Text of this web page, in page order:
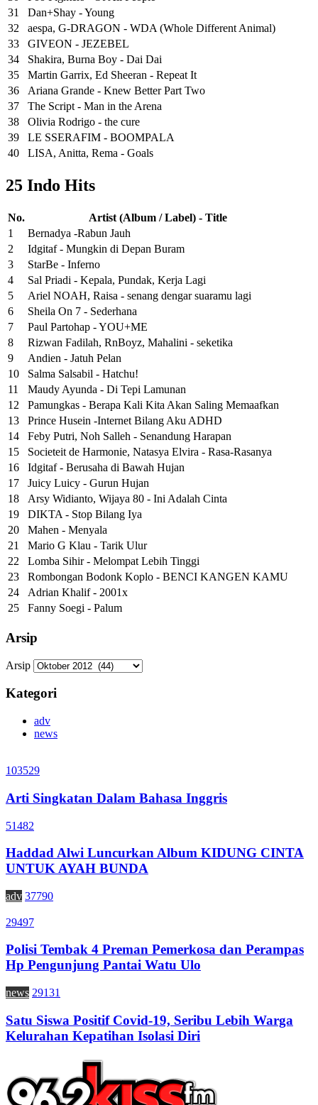
31
Dan+Shay - Young
32
aespa, G-DRAGON - WDA (Whole Different Animal)
33
GIVEON - JEZEBEL
34
Shakira, Burna Boy - Dai Dai
35
Martin Garrix, Ed Sheeran - Repeat It
36
Ariana Grande - Knew Better Part Two
37
The Script - Man in the Arena
38
Olivia Rodrigo - the cure
39
LE SSERAFIM - BOOMPALA
40
LISA, Anitta, Rema - Goals
25 Indo Hits
No.
Artist (Album / Label) - Title
1
Bernadya -Rabun Jauh
2
Idgitaf - Mungkin di Depan Buram
3
StarBe - Inferno
4
Sal Priadi - Kepala, Pundak, Kerja Lagi
5
Ariel NOAH, Raisa - senang dengar suaramu lagi
6
Sheila On 7 - Sederhana
7
Paul Partohap - YOU+ME
8
Rizwan Fadilah, RnBoyz, Mahalini - seketika
9
Andien - Jatuh Pelan
10
Salma Salsabil - Hatchu!
11
Maudy Ayunda - Di Tepi Lamunan
12
Pamungkas - Berapa Kali Kita Akan Saling Memaafkan
13
Prince Husein -Internet Bilang Aku ADHD
14
Feby Putri, Noh Salleh - Senandung Harapan
15
Societeit de Harmonie, Natasya Elvira - Rasa-Rasanya
16
Idgitaf - Berusaha di Bawah Hujan
17
Juicy Luicy - Gurun Hujan
18
Arsy Widianto, Wijaya 80 - Ini Adalah Cinta
19
DIKTA - Stop Bilang Iya
20
Mahen - Menyala
21
Mario G Klau - Tarik Ulur
22
Lomba Sihir - Melompat Lebih Tinggi
23
Rombongan Bodonk Koplo - BENCI KANGEN KAMU
24
Adrian Khalif - 2001x
25
Fanny Soegi - Palum
Arsip
Arsip
Kategori
adv
news
103529
Arti Singkatan Dalam Bahasa Inggris
51482
Haddad Alwi Luncurkan Album KIDUNG CINTA
UNTUK AYAH BUNDA
adv 37790
29497
Polisi Tembak 4 Preman Pemerkosa dan Perampas
Hp Pengunjung Pantai Watu Ulo
news 29131
Satu Siswa Positif Covid-19, Seribu Lebih Warga
Kelurahan Kepatihan Isolasi Diri